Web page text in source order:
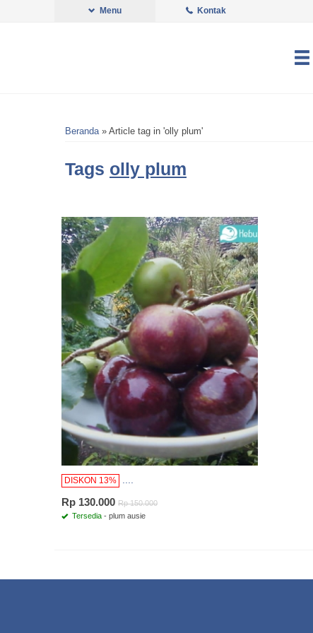
Menu Kontak
Beranda» Article tag in 'olly plum'
Tags olly plum
DISKON 13%
Rp 130.000 Rp 150.000
Tersedia - plum ausie